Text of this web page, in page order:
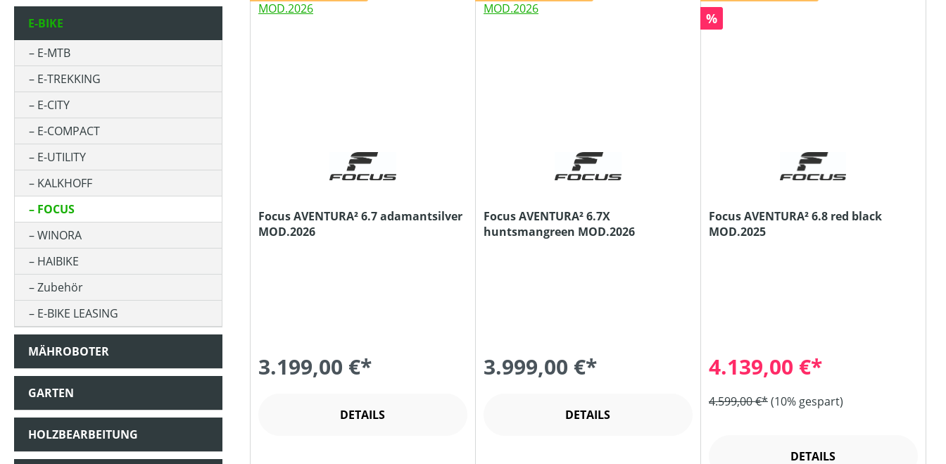
PREIS
Filter hinzufügen: Versandkostenfrei
Versandkostenfrei
E-BIKE
E-MTB
E-TREKKING
E-CITY
E-COMPACT
E-UTILITY
KALKHOFF
FOCUS
WINORA
HAIBIKE
Zubehör
E-BIKE LEASING
MÄHROBOTER
GARTEN
HOLZBEARBEITUNG
Focus AVENTURA² 6.7 adamantsilver
MOD.2026
3.199,00 €*
DETAILS
Focus AVENTURA² 6.7X
huntsmangreen MOD.2026
3.999,00 €*
DETAILS
Rabatt
%
Focus AVENTURA² 6.8 red black
MOD.2025
4.139,00 €*
4.599,00 €*(10% gespart)
DETAILS